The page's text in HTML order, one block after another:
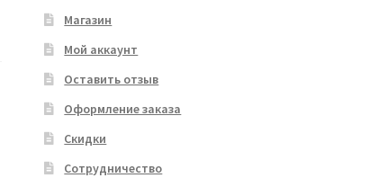
Магазин
Мой аккаунт
Оставить отзыв
Оформление заказа
Скидки
Сотрудничество